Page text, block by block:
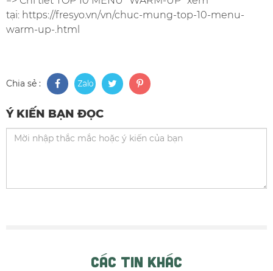
tại: https://fresyo.vn/vn/chuc-mung-top-10-menu-
warm-up-.html
Chia sẻ :
Ý KIẾN BẠN ĐỌC
CÁC TIN KHÁC